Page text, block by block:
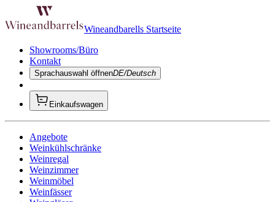
Wineandbarells Startseite
Showrooms/Büro
Kontakt
Sprachauswahl öffnenDE/Deutsch
Einkaufswagen
Angebote
Weinkühlschränke
Weinregal
Weinzimmer
Weinmöbel
Weinfässer